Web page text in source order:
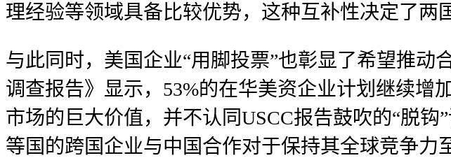
理经验等领域具备比较优势，这种互补性决定了两
与此同时，美国企业“用脚投票”也彰显了希望推动
调查报告》显示，53%的在华美资企业计划继续增
市场的巨大价值，并不认同USCC报告鼓吹的“脱
等国的跨国企业与中国合作对于保持其全球竞争力